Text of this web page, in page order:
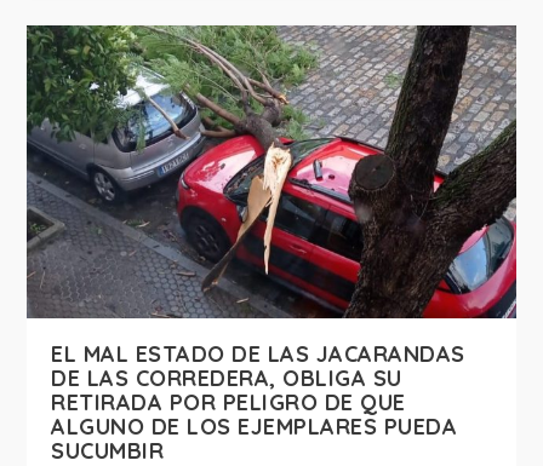
EL MAL ESTADO DE LAS JACARANDAS
DE LAS CORREDERA, OBLIGA SU
RETIRADA POR PELIGRO DE QUE
ALGUNO DE LOS EJEMPLARES PUEDA
SUCUMBIR